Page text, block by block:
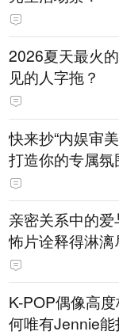
2026夏天最火
见的人字拖？
快来抄“内娱审
打造你的专属氛
亲密关系中的
怖片诠释得淋漓
K-POP偶像高
何唯有Jennie能